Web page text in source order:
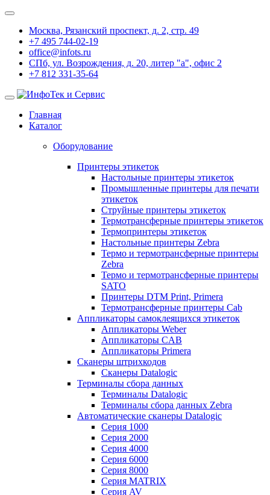
Москва, Рязанский проспект, д. 2, стр. 49
+7 495 744-02-19
office@infots.ru
СПб, ул. Возрождения, д. 20, литер "a", офис 2
+7 812 331-35-64
Главная
Каталог
Оборудование
Принтеры этикеток
Настольные принтеры этикеток
Промышленные принтеры для печати
этикеток
Струйные принтеры этикеток
Термотрансферные принтеры этикеток
Термопринтеры этикеток
Настольные принтеры Zebra
Термо и термотрансферные принтеры
Zebra
Термо и термотрансферные принтеры
SATO
Принтеры DTM Print, Primera
Термотрансферные принтеры Cab
Аппликаторы самоклеящихся этикеток
Аппликаторы Weber
Аппликаторы CAB
Аппликаторы Primera
Сканеры штрихкодов
Сканеры Datalogic
Терминалы сбора данных
Терминалы Datalogic
Терминалы сбора данных Zebra
Автоматические сканеры Datalogic
Серия 1000
Серия 2000
Серия 4000
Серия 6000
Серия 8000
Серия MATRIX
Серия AV